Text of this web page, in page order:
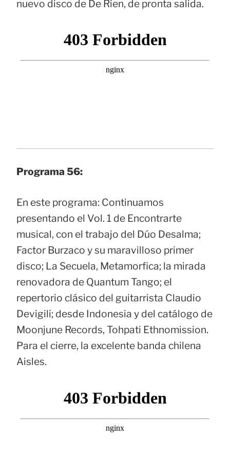
nuevo disco de De Rien, de pronta salida.
Programa 56:
En este programa: Continuamos
presentando el Vol. 1 de Encontrarte
musical, con el trabajo del Dúo Desalma;
Factor Burzaco y su maravilloso primer
disco; La Secuela, Metamorfica; la mirada
renovadora de Quantum Tango; el
repertorio clásico del guitarrista Claudio
Devigili; desde Indonesia y del catálogo de
Moonjune Records, Tohpati Ethnomission.
Para el cierre, la excelente banda chilena
Aisles.